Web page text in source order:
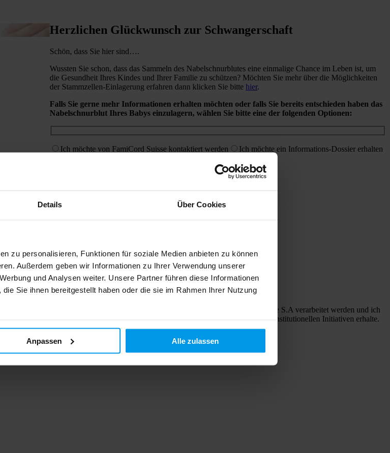
Details Über Cookies
zu personalisieren, Funktionen für soziale Medien anbieten zu können
Außerdem geben wir Informationen zu Ihrer Verwendung unserer
und Analysen weiter. Unsere Partner führen diese Informationen
Sie ihnen bereitgestellt haben oder die sie im Rahmen Ihrer Nutzung
Anpassen Alle zulassen
Herzlichen Glückwunsch zur Schwangerschaft
Schön, dass Sie hier sind….
Wussten Sie schon, dass das Sammeln des Nabelschnurblutes eine einmalige Chance im Leben ist, um
die Gesundheit Ihres Kindes und Ihrer Familie zu schützen? Möchten Sie mehr über die Möglichkeiten
der Stammzellen-Einlagerung erfahren dann klicken Sie bitte hier.
Falls Sie gerne mehr Informationen erhalten möchten oder falls Sie bereits entschieden haben das
Nabelschnurblut Ihres Babys einzulagern, wählen Sie bitte eine der folgenden Optionen:
Ich möchte von FamiCord Suisse kontaktiert werden
Ich möchte ein Informations-Dossier erhalten
Ich bin damit einverstanden, dass meine Daten von FamiCord Suisse S.A verarbeitet werden und ich
Kommunikation im Zusammenhang mit Angeboten, Kampagnen und institutionellen Initiativen erhalte.
SieheDatenschutzerklärung.
Senden